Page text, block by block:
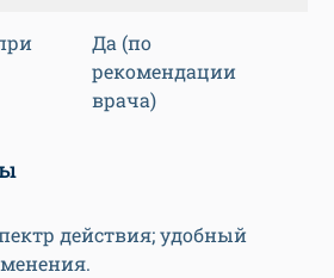
Да (по
рекомендации
врача)
действия; удобный